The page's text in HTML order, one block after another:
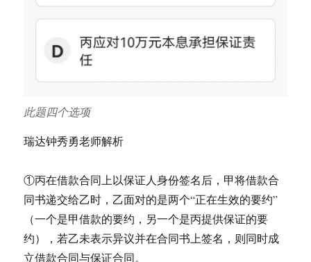
此题四个选项
瑞达钟秀勇老师解析
①丙在借款合同上以保证人身份签名后，甲将借款合
同书递交给乙时，乙面对的是两个“正在生效的要约”
（一个是甲借款的要约，另一个是丙提供保证的要
约），若乙未表示异议并在合同书上签名，则同时成
立借款合同与保证合同。